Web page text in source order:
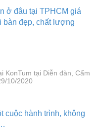
ở đâu tại TPHCM giá
bàn đẹp, chất lượng
KonTum tại Diễn đàn, Cẩm
10/2020
cuộc hành trình, không